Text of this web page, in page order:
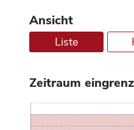
Ansicht
Liste
Zeitraum